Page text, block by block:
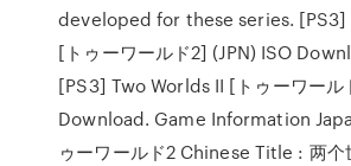
developed for these series. [PS3]
[トゥーワールド2] (JPN) ISO
[PS3] Two Worlds II [トゥーワール
Download. Game Information
ゥーワールド2 Chinese Title : 两个